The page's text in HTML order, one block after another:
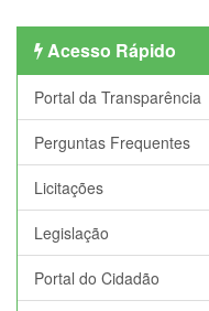
Acesso Rápido
Portal da Transparência
Perguntas Frequentes
Licitações
Legislação
Portal do Cidadão